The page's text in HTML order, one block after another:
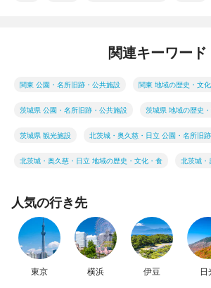
関連キーワード
関東 公園・名所旧跡・公共施設 関東 地域の歴史・文
茨城県 公園・名所旧跡・公共施設 茨城県 地域の歴史
茨城県 観光施設 北茨城・奥久慈・日立 公園・名所旧
北茨城・奥久慈・日立 地域の歴史・文化・食 北茨城・
人気の行き先
東京 横浜 伊豆 日